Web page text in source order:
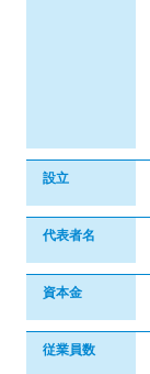
設立
代表者名
資本金
従業員数